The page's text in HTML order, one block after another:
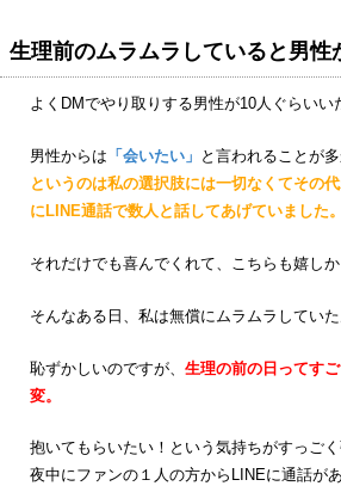
生理前のムラムラしていると男性
よくDMでやり取りする男性が10人ぐらいい
男性からは 「会いたい」 と言われることが
というのは私の選択肢には一切なくてその
にLINE通話で数人と話してあげていました。
それだけでも喜んでくれて、こちらも嬉しか
そんなある日、私は無償にムラムラしていた
恥ずかしいのですが、 生理の前の日ってす
変。
抱いてもらいたい！という気持ちがすっご
夜中にファンの１人の方からLINEに通話が